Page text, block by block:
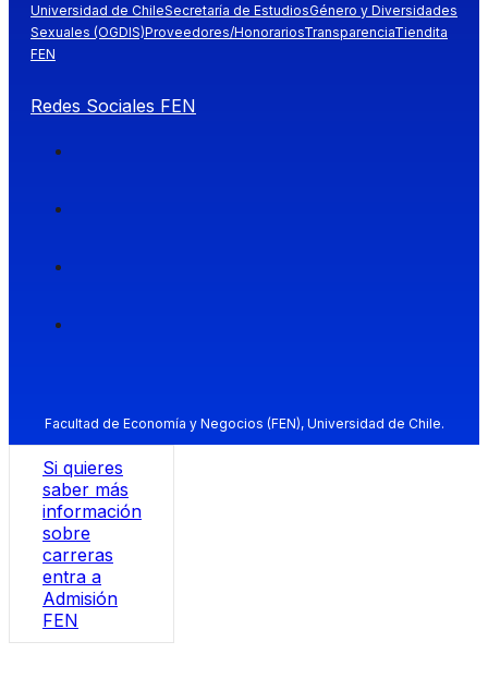
Universidad de ChileSecretaría de EstudiosGénero y Diversidades
Sexuales (OGDIS)Proveedores/HonorariosTransparenciaTiendita
FEN
Redes Sociales FEN
Facultad de Economía y Negocios (FEN), Universidad de Chile.
Si quieres
saber más
información
sobre
carreras
entra a
Admisión
FEN